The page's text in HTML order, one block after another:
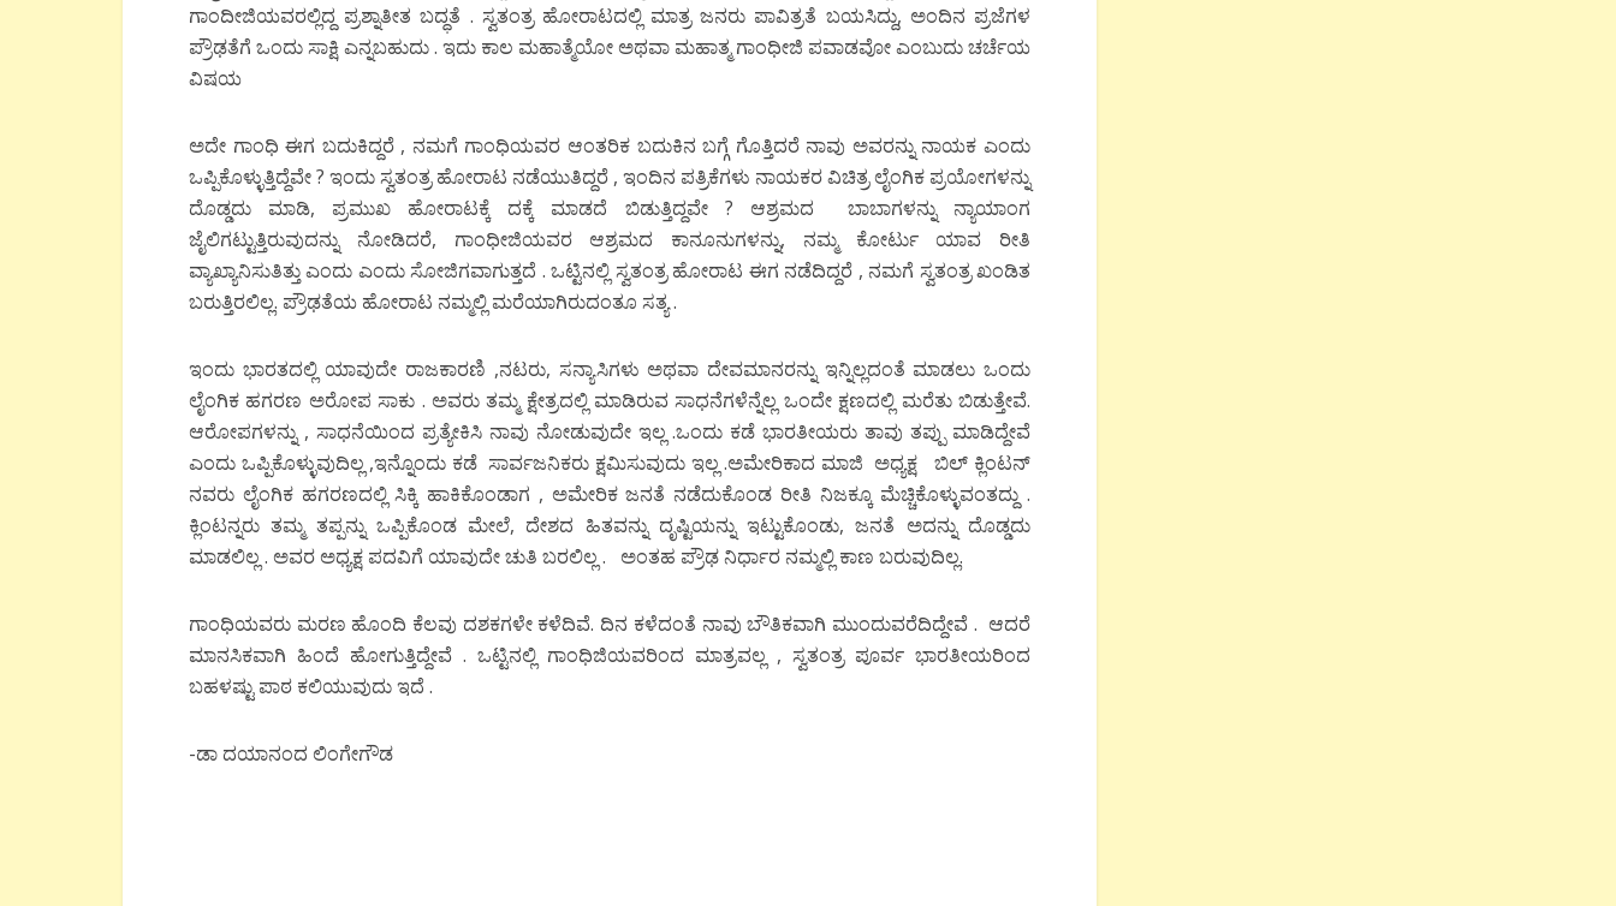
ಗಾಂದೀಜಿಯವರಲ್ಲಿದ್ದ ಪ್ರಶ್ನಾತೀತ ಬದ್ಧತೆ . ಸ್ವತಂತ್ರ ಹೋರಾಟದಲ್ಲಿ ಮಾತ್ರ ಜನರು ಪಾವಿತ್ರತೆ ಬಯಸಿದ್ದು, ಅಂದಿನ ಪ್ರಜೆಗಳ
ಪ್ರೌಢತೆಗೆ ಒಂದು ಸಾಕ್ಷಿ ಎನ್ನಬಹುದು . ಇದು ಕಾಲ ಮಹಾತ್ಮೆಯೋ ಅಥವಾ ಮಹಾತ್ಮ ಗಾಂಧೀಜಿ ಪವಾಡವೋ ಎಂಬುದು ಚರ್ಚೆಯ
ವಿಷಯ
ಅದೇ ಗಾಂಧಿ ಈಗ ಬದುಕಿದ್ದರೆ , ನಮಗೆ ಗಾಂಧಿಯವರ ಆಂತರಿಕ ಬದುಕಿನ ಬಗ್ಗೆ ಗೊತ್ತಿದರೆ ನಾವು ಅವರನ್ನು ನಾಯಕ ಎಂದು
ಒಪ್ಪಿಕೊಳ್ಳುತ್ತಿದ್ದೆವೇ ? ಇಂದು ಸ್ವತಂತ್ರ ಹೋರಾಟ ನಡೆಯುತಿದ್ದರೆ , ಇಂದಿನ ಪತ್ರಿಕೆಗಳು ನಾಯಕರ ವಿಚಿತ್ರ ಲೈಂಗಿಕ ಪ್ರಯೋಗಳನ್ನು
ದೊಡ್ಡದು ಮಾಡಿ, ಪ್ರಮುಖ ಹೋರಾಟಕ್ಕೆ ದಕ್ಕೆ ಮಾಡದೆ ಬಿಡುತ್ತಿದ್ದವೇ ? ಆಶ್ರಮದ ಬಾಬಾಗಳನ್ನು ನ್ಯಾಯಾಂಗ
ಜೈಲಿಗಟ್ಟುತ್ತಿರುವುದನ್ನು ನೋಡಿದರೆ, ಗಾಂಧೀಜಿಯವರ ಆಶ್ರಮದ ಕಾನೂನುಗಳನ್ನು, ನಮ್ಮ ಕೋರ್ಟು ಯಾವ ರೀತಿ
ವ್ಯಾಖ್ಯಾನಿಸುತಿತ್ತು ಎಂದು ಎಂದು ಸೋಜಿಗವಾಗುತ್ತದೆ . ಒಟ್ಟಿನಲ್ಲಿ ಸ್ವತಂತ್ರ ಹೋರಾಟ ಈಗ ನಡೆದಿದ್ದರೆ , ನಮಗೆ ಸ್ವತಂತ್ರ ಖಂಡಿತ
ಬರುತ್ತಿರಲಿಲ್ಲ. ಪ್ರೌಢತೆಯ ಹೋರಾಟ ನಮ್ಮಲ್ಲಿ ಮರೆಯಾಗಿರುದಂತೂ ಸತ್ಯ .
ಇಂದು ಭಾರತದಲ್ಲಿ ಯಾವುದೇ ರಾಜಕಾರಣಿ ,ನಟರು, ಸನ್ಯಾಸಿಗಳು ಅಥವಾ ದೇವಮಾನರನ್ನು ಇನ್ನಿಲ್ಲದಂತೆ ಮಾಡಲು ಒಂದು
ಲೈಂಗಿಕ ಹಗರಣ ಅರೋಪ ಸಾಕು . ಅವರು ತಮ್ಮ ಕ್ಷೇತ್ರದಲ್ಲಿ ಮಾಡಿರುವ ಸಾಧನೆಗಳೆನ್ನೆಲ್ಲ ಒಂದೇ ಕ್ಷಣದಲ್ಲಿ ಮರೆತು ಬಿಡುತ್ತೇವೆ.
ಆರೋಪಗಳನ್ನು , ಸಾಧನೆಯಿಂದ ಪ್ರತ್ಯೇಕಿಸಿ ನಾವು ನೋಡುವುದೇ ಇಲ್ಲ .ಒಂದು ಕಡೆ ಭಾರತೀಯರು ತಾವು ತಪ್ಪು ಮಾಡಿದ್ದೇವೆ
ಎಂದು ಒಪ್ಪಿಕೊಳ್ಳುವುದಿಲ್ಲ ,ಇನ್ನೊಂದು ಕಡೆ ಸಾರ್ವಜನಿಕರು ಕ್ಷಮಿಸುವುದು ಇಲ್ಲ .ಅಮೇರಿಕಾದ ಮಾಜಿ ಅಧ್ಯಕ್ಷ ಬಿಲ್ ಕ್ಲಿಂಟನ್
ನವರು ಲೈಂಗಿಕ ಹಗರಣದಲ್ಲಿ ಸಿಕ್ಕಿ ಹಾಕಿಕೊಂಡಾಗ , ಅಮೇರಿಕ ಜನತೆ ನಡೆದುಕೊಂಡ ರೀತಿ ನಿಜಕ್ಕೂ ಮೆಚ್ಚಿಕೊಳ್ಳುವಂತದ್ದು .
ಕ್ಲಿಂಟನ್ನರು ತಮ್ಮ ತಪ್ಪನ್ನು ಒಪ್ಪಿಕೊಂಡ ಮೇಲೆ, ದೇಶದ ಹಿತವನ್ನು ದೃಷ್ಟಿಯನ್ನು ಇಟ್ಟುಕೊಂಡು, ಜನತೆ ಅದನ್ನು ದೊಡ್ಡದು
ಮಾಡಲಿಲ್ಲ . ಅವರ ಅಧ್ಯಕ್ಷ ಪದವಿಗೆ ಯಾವುದೇ ಚುತಿ ಬರಲಿಲ್ಲ . ಅಂತಹ ಪ್ರೌಢ ನಿರ್ಧಾರ ನಮ್ಮಲ್ಲಿ ಕಾಣ ಬರುವುದಿಲ್ಲ.
ಗಾಂಧಿಯವರು ಮರಣ ಹೊಂದಿ ಕೆಲವು ದಶಕಗಳೇ ಕಳೆದಿವೆ. ದಿನ ಕಳೆದಂತೆ ನಾವು ಬೌತಿಕವಾಗಿ ಮುಂದುವರೆದಿದ್ದೇವೆ . ಆದರೆ
ಮಾನಸಿಕವಾಗಿ ಹಿಂದೆ ಹೋಗುತ್ತಿದ್ದೇವೆ . ಒಟ್ಟಿನಲ್ಲಿ ಗಾಂಧಿಜಿಯವರಿಂದ ಮಾತ್ರವಲ್ಲ , ಸ್ವತಂತ್ರ ಪೂರ್ವ ಭಾರತೀಯರಿಂದ
ಬಹಳಷ್ಟು ಪಾಠ ಕಲಿಯುವುದು ಇದೆ .
-ಡಾ ದಯಾನಂದ ಲಿಂಗೇಗೌಡ